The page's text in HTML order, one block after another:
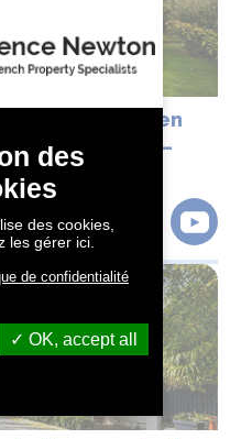
maison en
piscine
des
des cookies,
les gérer ici.
de confidentialité
OK, accept all